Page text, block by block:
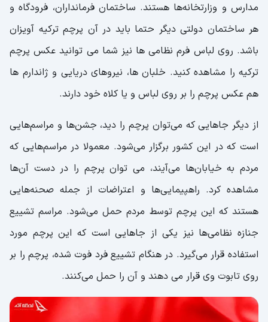
مدارس و وزارتخانه‌ها هستند. ساختمان فرمانداران، فرودگاه و
هر ساختمان دولتی دیگر حتما باید در آن پرچم ترکیه آویزان
باشد. روی لباس فرم نظامی ها نیز شما می توانید عکس پرچم
ترکیه را مشاهده کنید. خلبان ها، نیروهای دریایی و ژاندارم ها
هم عکس پرچم را بر روی لباس و یا کلاه خود دارند.
از دیگر جاهایی که می‌توان پرچم را دید، جشن‌ها و مراسم‌هایی
است که در این کشور برگزار می‌شود. معمولا در مراسم‌هایی که
مردم به خیابان‌ها می‌آیند، می توان پرچم را در دست آن‌ها
مشاهده کرد. راهپیمایی‌ها و اعتراضات از جمله صحنه‌هایی
هستند که این پرچم توسط مردم حمل می‌شود. مراسم تشییع
جنازه نظامی‌ها نیز یکی از جاهایی است که این پرچم مورد
استفاده قرار می‌گیرد. در هنگام تشییع فرد فوت شده، پرچم را بر
روی تابوت وی قرار می دهند و آن را حمل می‌کنند.